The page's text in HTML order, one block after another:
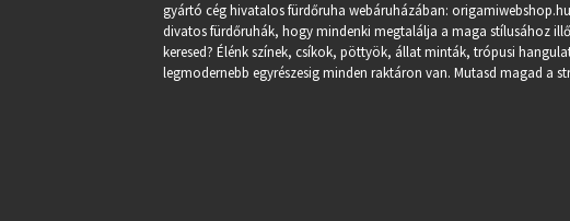
gyártó cég hivatalos fürdőruha webáruházában:
divatos fürdőruhák, hogy mindenki megtalálja a maga stílusához
keresed? Élénk színek, csíkok, pöttyök, állat minták, trópusi
legmodernebb egyrészesig minden raktáron van. Mutasd magad a